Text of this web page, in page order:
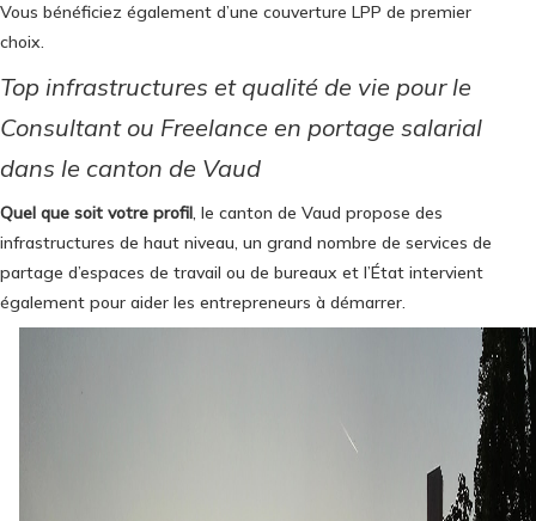
Vous bénéficiez également d’une couverture LPP de premier
choix.
Top infrastructures et qualité de vie pour le
Consultant ou Freelance en portage salarial
dans le canton de Vaud
Quel que soit votre profil, le canton de Vaud propose des
infrastructures de haut niveau, un grand nombre de services de
partage d’espaces de travail ou de bureaux et l’État intervient
également pour aider les entrepreneurs à démarrer.